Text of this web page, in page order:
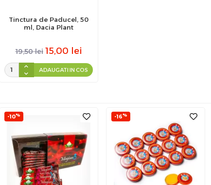
Tinctura de Paducel, 50
ml, Dacia Plant
19,50 lei 15,00 lei
ADAUGATI IN COS
-10% -16%